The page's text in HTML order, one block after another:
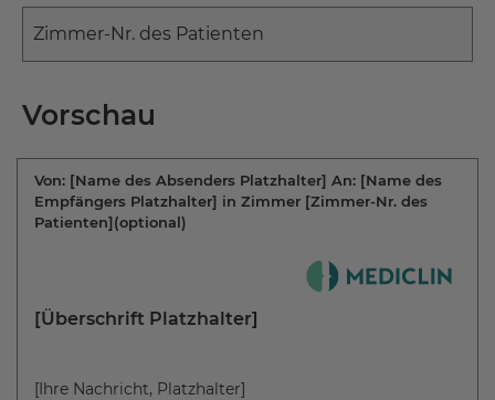
Zimmer-Nr. des Patienten
Vorschau
Von: [Name des Absenders Platzhalter] An: [Name des
Empfängers Platzhalter] in Zimmer [Zimmer-Nr. des
Patienten](optional)
[Überschrift Platzhalter]
[Ihre Nachricht, Platzhalter]